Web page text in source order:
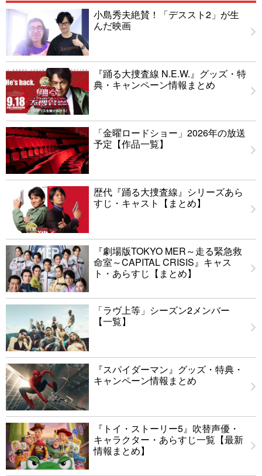
小島秀夫絶賛！「デススト2」が生
んだ映画
『踊る大捜査線 N.E.W.』グッズ・特
典・キャンペーン情報まとめ
「金曜ロードショー」2026年の放送
予定【作品一覧】
歴代『踊る大捜査線』シリーズあら
すじ・キャスト【まとめ】
『劇場版TOKYO MER～走る緊急救
命室～CAPITAL CRISIS』キャス
ト・あらすじ【まとめ】
「ラヴ上等」シーズン2メンバー
【一覧】
『スパイダーマン』グッズ・特典・
キャンペーン情報まとめ
『トイ・ストーリー5』吹替声優・
キャラクター・あらすじ一覧【最新
情報まとめ】